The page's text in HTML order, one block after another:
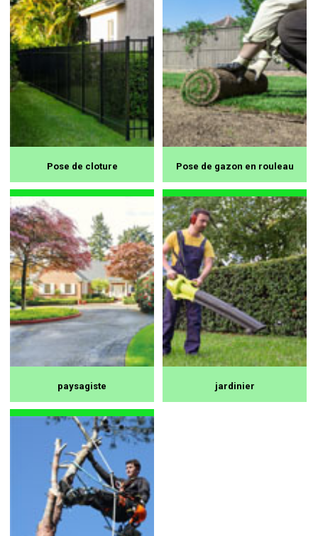
Pose de cloture Pose de gazon en rouleau
paysagiste jardinier